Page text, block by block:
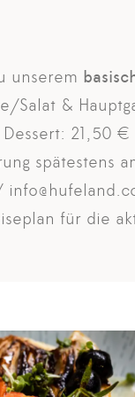
unserem
Salat &
21,50 €
spätestens
für die